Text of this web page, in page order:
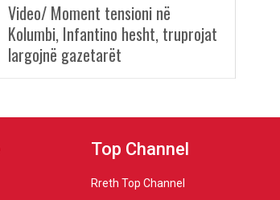
Video/ Moment tensioni në
Kolumbi, Infantino hesht, truprojat
largojnë gazetarët
Top Channel
Rreth Top Channel